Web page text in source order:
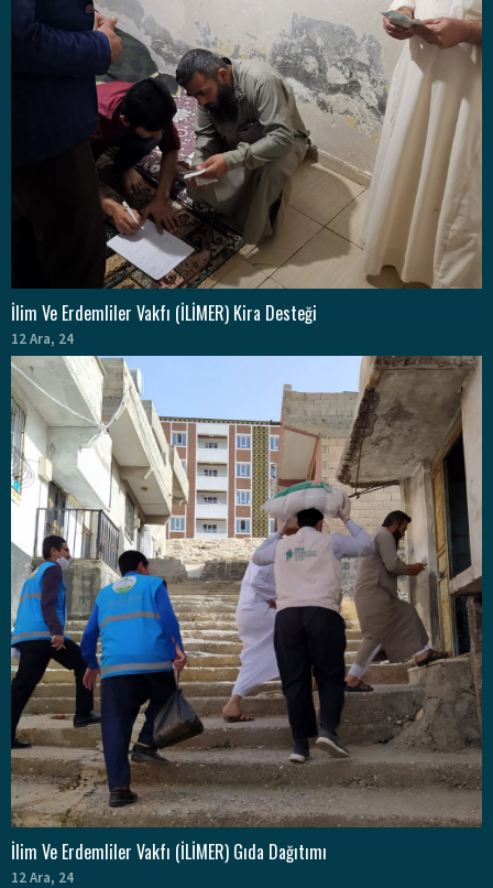
İlim Ve Erdemliler Vakfı (İLİMER) Kira Desteği
12Ara, 24
İlim Ve Erdemliler Vakfı (İLİMER) Gıda Dağıtımı
12Ara, 24